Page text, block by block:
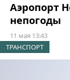
Аэропорт
непогоды
11 мая 13:43
ТРАНСПОРТ